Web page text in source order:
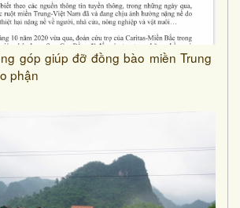
góp giúp đỡ đồng bào miền Trung
phận